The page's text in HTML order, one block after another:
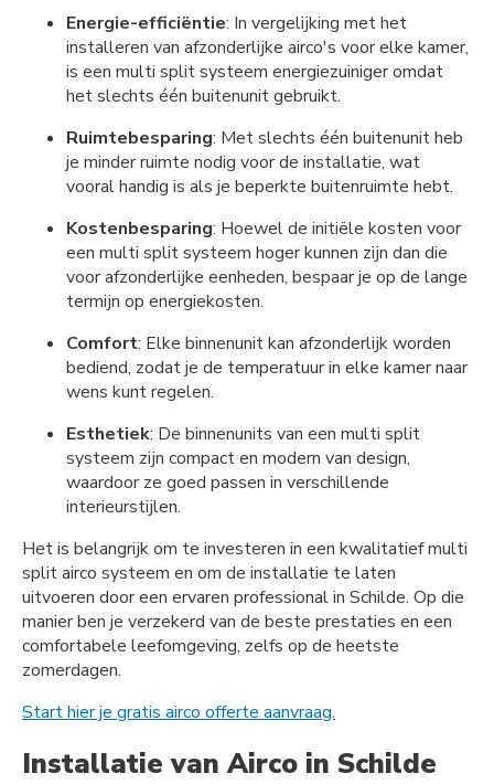
Energie-efficiëntie: In vergelijking met het
installeren van afzonderlijke airco's voor elke kamer,
is een multi split systeem energiezuiniger omdat
het slechts één buitenunit gebruikt.
Ruimtebesparing: Met slechts één buitenunit heb
je minder ruimte nodig voor de installatie, wat
vooral handig is als je beperkte buitenruimte hebt.
Kostenbesparing: Hoewel de initiële kosten voor
een multi split systeem hoger kunnen zijn dan die
voor afzonderlijke eenheden, bespaar je op de lange
termijn op energiekosten.
Comfort: Elke binnenunit kan afzonderlijk worden
bediend, zodat je de temperatuur in elke kamer naar
wens kunt regelen.
Esthetiek: De binnenunits van een multi split
systeem zijn compact en modern van design,
waardoor ze goed passen in verschillende
interieurstijlen.
Het is belangrijk om te investeren in een kwalitatief multi
split airco systeem en om de installatie te laten
uitvoeren door een ervaren professional in Schilde. Op die
manier ben je verzekerd van de beste prestaties en een
comfortabele leefomgeving, zelfs op de heetste
zomerdagen.
Start hier je gratis airco offerte aanvraag.
Installatie van Airco in Schilde